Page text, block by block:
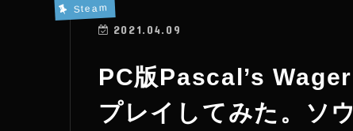
Steam
2021.04.09
PC版Pascal’s
プレイしてみた。ソ